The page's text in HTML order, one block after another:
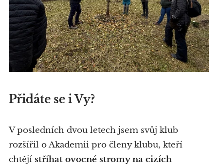
Přidáte se i Vy?
V posledních dvou letech jsem svůj klub
rozšířil o Akademii pro členy klubu, kteří
chtějí stříhat ovocné stromy na cizích